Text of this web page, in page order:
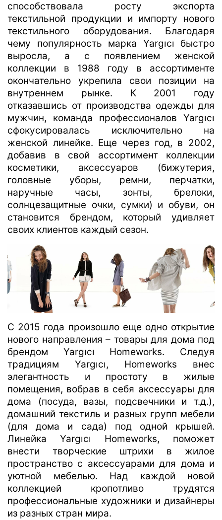
способствовала росту экспорта
текстильной продукции и импорту нового
текстильного оборудования. Благодаря
чему популярность марка Yargıcı быстро
выросла, а с появлением женской
коллекции в 1988 году в ассортименте
окончательно укрепила свои позиции на
внутреннем рынке. К 2001 году
отказавшись от производства одежды для
мужчин, команда профессионалов Yargıcı
сфокусировалась исключительно на
женской линейке. Еще через год, в 2002,
добавив в свой ассортимент коллекции
косметики, аксессуаров (бижутерия,
головные уборы, ремни, перчатки,
наручные часы, зонты, брелоки,
солнцезащитные очки, сумки) и обуви, он
становится брендом, который удивляет
своих клиентов каждый сезон.
С 2015 года произошло еще одно открытие
нового направления – товары для дома под
брендом Yargıcı Homeworks. Следуя
традициям Yargıcı, Homeworks внес
элегантность и простоту в жилые
помещения, вобрав в себя аксессуары для
дома (посуда, вазы, подсвечники и т.д.),
домашний текстиль и разных групп мебели
(для дома и сада) под одной крышей.
Линейка Yargıcı Homeworks, поможет
внести творческие штрихи в жилое
пространство с аксессуарами для дома и
уютной мебелью. Над каждой новой
коллекцией кропотливо трудятся
профессиональные художники и дизайнеры
из разных стран мира.